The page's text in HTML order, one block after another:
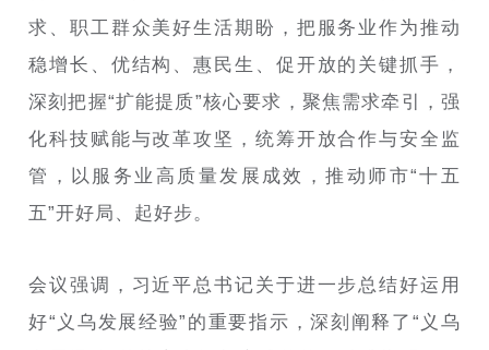
求、职工群众美好生活期盼，把服务业作为推动
稳增长、优结构、惠民生、促开放的关键抓手，
深刻把握“扩能提质”核心要求，聚焦需求牵引，强
化科技赋能与改革攻坚，统筹开放合作与安全监
管，以服务业高质量发展成效，推动师市“十五
五”开好局、起好步。
会议强调，习近平总书记关于进一步总结好运用
好“义乌发展经验”的重要指示，深刻阐释了“义乌